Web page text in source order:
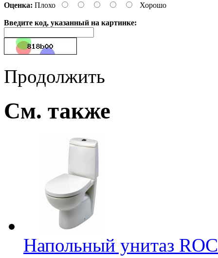
Оценка: Плохо Хорошо
Введите код, указанный на картинке:
Продолжить
См. также
Напольный унитаз